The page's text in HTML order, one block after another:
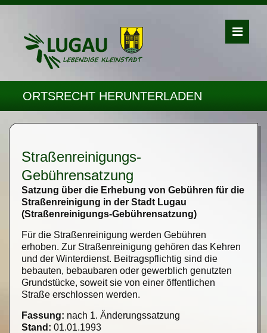
ORTSRECHT HERUNTERLADEN
Straßenreinigungs-
Gebührensatzung
Satzung über die Erhebung von Gebühren für die
Straßenreinigung in der Stadt Lugau
(Straßenreinigungs-Gebührensatzung)
Für die Straßenreinigung werden Gebühren
erhoben. Zur Straßenreinigung gehören das Kehren
und der Winterdienst. Beitragspflichtig sind die
bebauten, bebaubaren oder gewerblich genutzten
Grundstücke, soweit sie von einer öffentlichen
Straße erschlossen werden.
Fassung: nach 1. Änderungssatzung
Stand: 01.01.1993